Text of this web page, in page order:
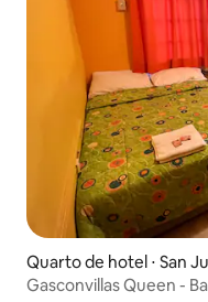
Quarto de hotel ⋅ San
Gasconvillas Queen -